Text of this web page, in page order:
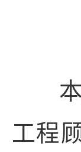
本届
工程